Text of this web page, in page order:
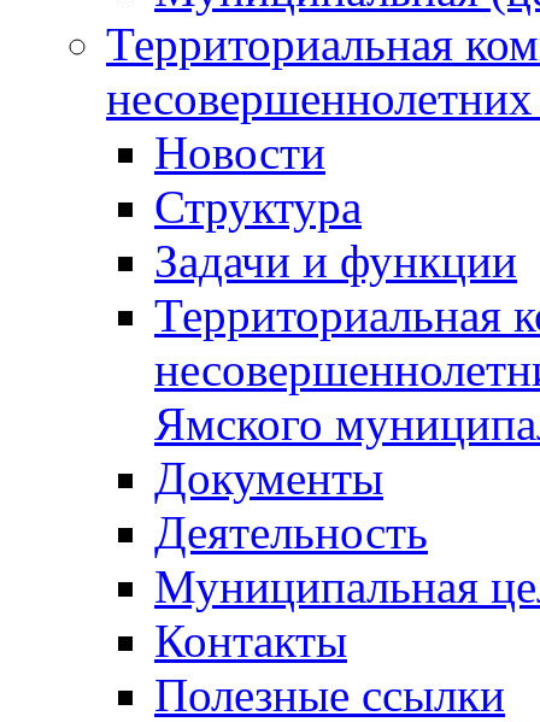
Территориальная
Новости
Структура
Задачи и функции
Территориальная
Ямского
Документы
Деятельность
Муниципальная
Контакты
Полезные ссылки